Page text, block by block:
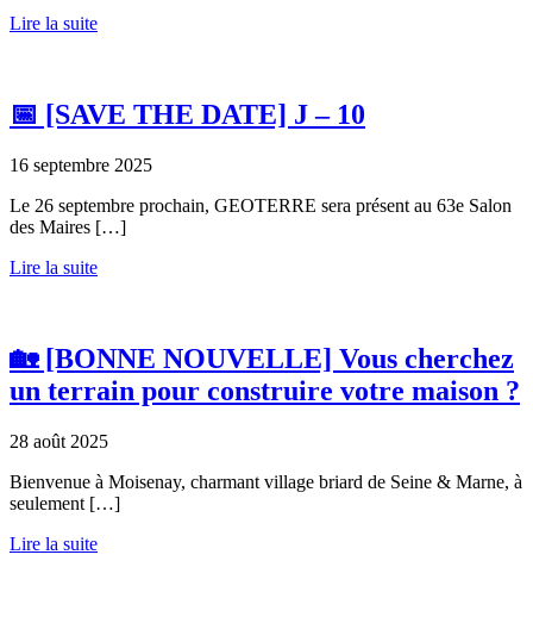
Lire la suite
📅 [SAVE THE DATE] J – 10
16 septembre 2025
Le 26 septembre prochain, GEOTERRE sera présent au 63e Salon
des Maires […]
Lire la suite
🏡 [BONNE NOUVELLE] Vous cherchez
un terrain pour construire votre maison ?
28 août 2025
Bienvenue à Moisenay, charmant village briard de Seine & Marne, à
seulement […]
Lire la suite